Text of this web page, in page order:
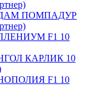
ПОМПАДУР
F1 10
КАРЛИК 10
F1 10